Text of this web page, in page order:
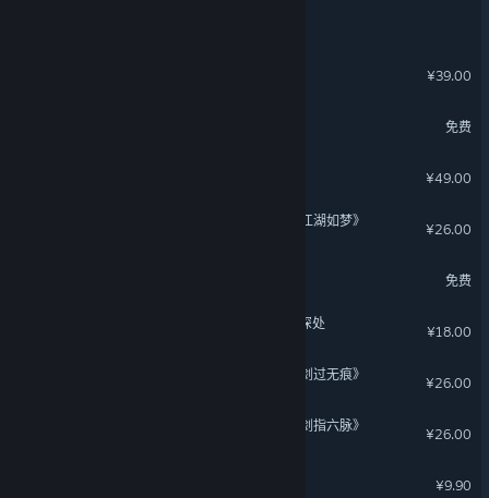
¥39.00
免费
¥49.00
下一站江湖Ⅱ-纯外观DLC《江湖如梦》
¥26.00
免费
了不起的修仙模拟器 - 竹林深处
¥18.00
下一站江湖Ⅱ-纯外观DLC《剑过无痕》
¥26.00
下一站江湖Ⅱ-纯外观DLC《剑指六脉》
¥26.00
¥9.90